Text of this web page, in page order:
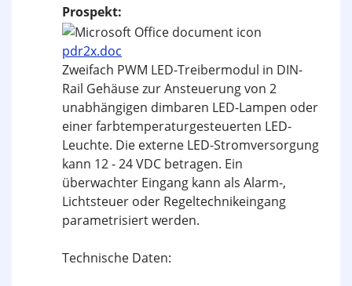
Prospekt:
pdr2x.doc
Zweifach PWM LED-Treibermodul in DIN-
Rail Gehäuse zur Ansteuerung von 2
unabhängigen dimbaren LED-Lampen oder
einer farbtemperaturgesteuerten LED-
Leuchte. Die externe LED-Stromversorgung
kann 12 - 24 VDC betragen. Ein
überwachter Eingang kann als Alarm-,
Lichtsteuer oder Regeltechnikeingang
parametrisiert werden.
Technische Daten: